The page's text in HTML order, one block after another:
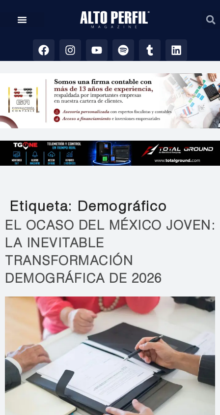
Etiqueta: Demográfico
EL OCASO DEL MÉXICO JOVEN:
LA INEVITABLE
TRANSFORMACIÓN
DEMOGRÁFICA DE 2026